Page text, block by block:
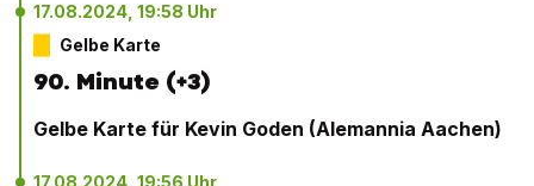
17.08.2024, 19:58 Uhr
Gelbe Karte
90. Minute (+3)
Gelbe Karte für Kevin Goden (Alemannia Aachen)
17.08.2024, 19:56 Uhr